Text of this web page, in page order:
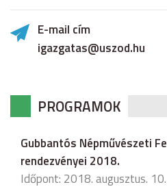
E-mail cím
igazgatas@uszod.hu
PROGRAMOK
Gubbantós Népművészeti
rendezvényei 2018.
Időpont: 2018. augusztus. 10.